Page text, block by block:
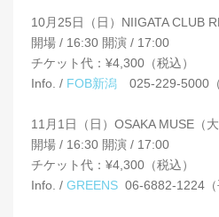
10月25日（日）NIIGATA CLUB
開場 / 16:30 開演 / 17:00
チケット代：¥4,300（税込）
Info. / FOB新潟 025-229-5000
11月1日（日）OSAKA MUSE（大
開場 / 16:30 開演 / 17:00
チケット代：¥4,300（税込）
Info. / GREENS 06-6882-1224（